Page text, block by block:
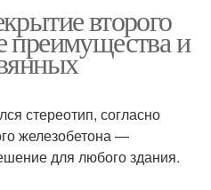
второго
преимущества и
стереотип, согласно
железобетона —
для любого здания.